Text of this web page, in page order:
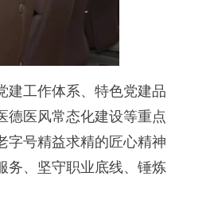
工作体系、特色党建品
德医风常态化建设等重点
字号精益求精的匠心精神
务、坚守职业底线、锤炼